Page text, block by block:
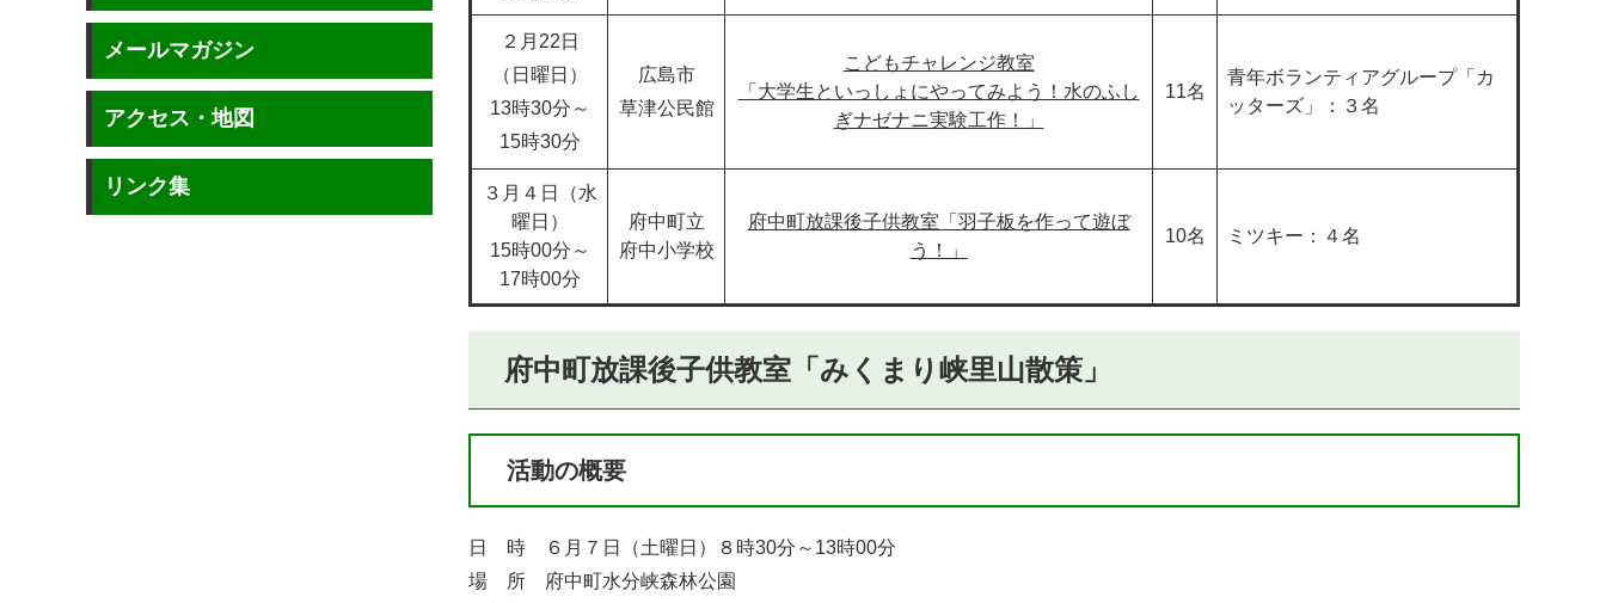
２月22日
（日曜日）
13時30分～
15時30分
広島市
草津公民館
こどもチャレンジ教室
「大学生といっしょにやってみよう！水のふし
ぎナゼナニ実験工作！」
11名
青年ボランティアグループ「カ
ッターズ」：３名
３月４日（水
曜日）
15時00分～
17時00分
府中町立
府中小学校
府中町放課後子供教室「羽子板を作って遊ぼ
う！」
10名 ミツキー：４名
府中町放課後子供教室「みくまり峡里山散策」
活動の概要
日 時 ６月７日（土曜日）８時30分～13時00分
場 所 府中町水分峡森林公園
メールマガジン
アクセス・地図
リンク集